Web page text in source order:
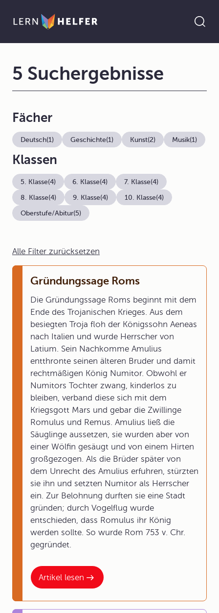
Alle Filter zurücksetzen
Artikel lesen
Gründungssage Roms
Die Gründungssage Roms beginnt mit dem
Ende des Trojanischen Krieges. Aus dem
besiegten Troja floh der Königssohn Aeneas
nach Italien und wurde Herrscher von
Latium. Sein Nachkomme Amulius
entthronte seinen älteren Bruder und damit
rechtmäßigen König Numitor. Obwohl er
Numitors Tochter zwang, kinderlos zu
bleiben, verband diese sich mit dem
Kriegsgott Mars und gebar die Zwillinge
Romulus und Remus. Amulius ließ die
Säuglinge aussetzen, sie wurden aber von
einer Wölfin gesäugt und von einem Hirten
großgezogen. Als die Brüder später von
dem Unrecht des Amulius erfuhren, stürzten
sie ihn und setzten Numitor als Herrscher
ein. Zur Belohnung durften sie eine Stadt
gründen; durch Vogelflug wurde
entschieden, dass Romulus ihr König
werden sollte. So wurde Rom 753 v. Chr.
gegründet.
5 Suchergebnisse
Fächer
Deutsch(1) Geschichte(1) Kunst(2) Musik(1)
Klassen
5. Klasse(4) 6. Klasse(4) 7. Klasse(4)
8. Klasse(4) 9. Klasse(4) 10. Klasse(4)
Oberstufe/Abitur(5)